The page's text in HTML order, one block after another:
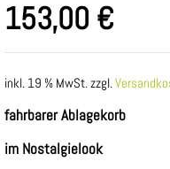
153,00 €
inkl. 19 % MwSt.zzgl.
fahrbarer Ablagekorb
im Nostalgielook